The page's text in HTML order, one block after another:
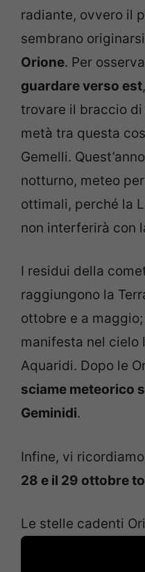
radiante, ovvero il
sembrano
Orione. Per
guardare verso est
trovare il braccio di
metà tra questa
Gemelli.
notturno, meteo
ottimali, perché la
non interferirà con
I residui della
raggiungono la
ottobre e a
manifesta nel cielo
Aquaridi. Dopo le
sciame meteorico
Geminidi.
Infine, vi
28 e il 29 ottobre
Le stelle cadenti